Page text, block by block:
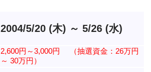
2004/5/20 (木) ～ 5/26 (水)
2,600円～3,000円
（抽選資金：26万円
～ 30万円）